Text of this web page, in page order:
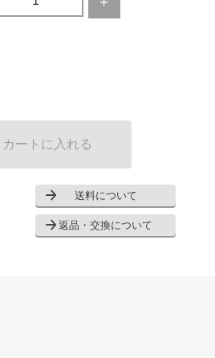
カートに入れる
送料について
返品・交換について